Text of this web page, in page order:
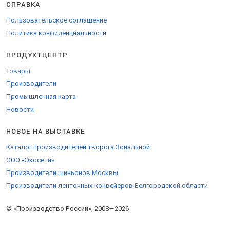
© «Производство России», 2008—2026
СПРАВКА
Пользовательское соглашение
Политика конфиденциальности
ПРОДУКТЦЕНТР
Товары
Производители
Промышленная карта
Новости
НОВОЕ НА ВЫСТАВКЕ
Каталог производителей творога Зональной
ООО «Экосети»
Производители шиньонов Москвы
Производители ленточных конвейеров Белгородской области